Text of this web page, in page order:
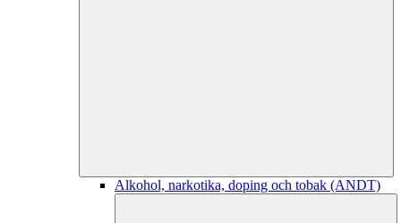
Alkohol, narkotika, doping och tobak (ANDT)